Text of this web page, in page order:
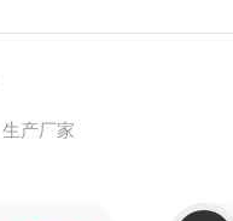
三丰三次元三坐标测量机
产厂家